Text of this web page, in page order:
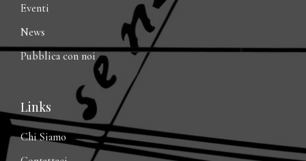
Eventi
News
Pubblica con noi
Links
Chi Siamo